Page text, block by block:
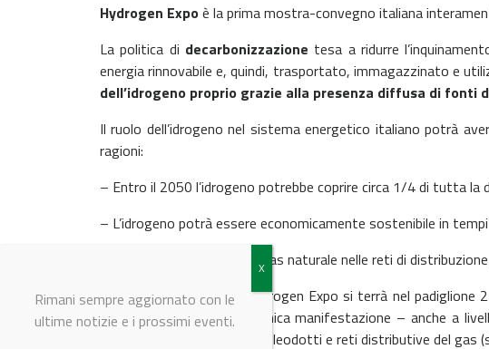
Hydrogen Expoè la prima mostra-convegno italiana
La politica di decarbonizzazione tesa a ridurre
energia rinnovabile e, quindi, trasportato, immagazzinato e
dell’idrogeno proprio grazie alla presenza diffusa di
Il ruolo dell’idrogeno nel sistema energetico italiano potrà
ragioni:
– Entro il 2050 l’idrogeno potrebbe coprire circa 1/4 di tutta la
– L’idrogeno potrà essere economicamente sostenibile in
– La miscela di idrogeno e gas naturale nelle reti di
L’edizione inaugurale di Hydrogen Expo si terrà nel padiglione
EXPO (www.pgexpo.eu), l’unica manifestazione – anche a
manutenzione di gasdotti, oleodotti e reti distributive del gas
Rimani sempre aggiornato con le
ultime notizie e i prossimi eventi.